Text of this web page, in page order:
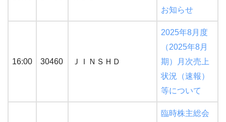
お知らせ
16:00 30460 ＪＩＮＳＨＤ
2025年8月度
（2025年8月
期）月次売上
状況（速報）
等について
臨時株主総会